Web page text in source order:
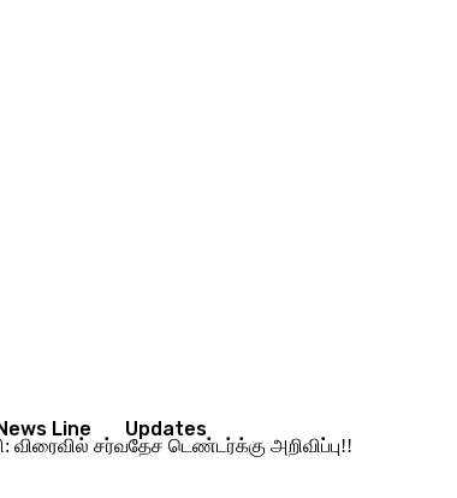
Line Updates
சர்வதேச டெண்டர்க்கு அறிவிப்பு!!